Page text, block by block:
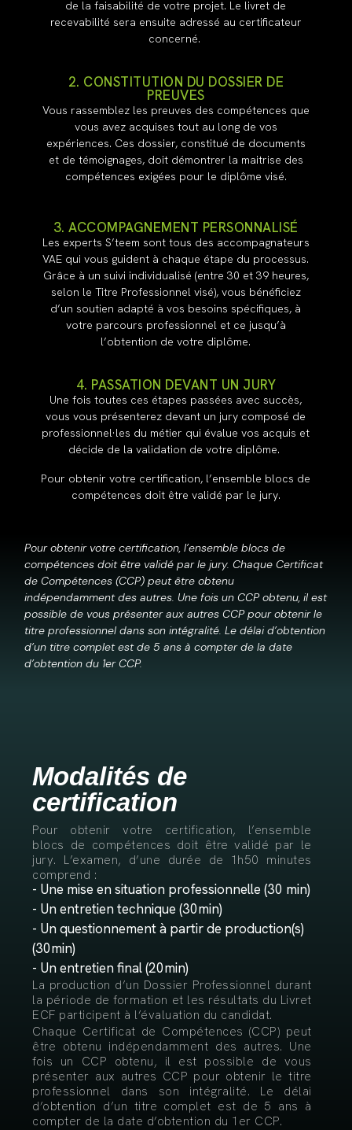
de la faisabilité de votre projet. Le livret de
recevabilité sera ensuite adressé au certificateur
concerné.
2. CONSTITUTION DU DOSSIER DE
PREUVES
Vous rassemblez les preuves des compétences que
vous avez acquises tout au long de vos
expériences. Ces dossier, constitué de documents
et de témoignages, doit démontrer la maitrise des
compétences exigées pour le diplôme visé.
3. ACCOMPAGNEMENT PERSONNALISÉ
Les experts S’teem sont tous des accompagnateurs
VAE qui vous guident à chaque étape du processus.
Grâce à un suivi individualisé (entre 30 et 39 heures,
selon le Titre Professionnel visé), vous bénéficiez
d’un soutien adapté à vos besoins spécifiques, à
votre parcours professionnel et ce jusqu’à
l’obtention de votre diplôme.
4. PASSATION DEVANT UN JURY
Une fois toutes ces étapes passées avec succès,
vous vous présenterez devant un jury composé de
professionnel·les du métier qui évalue vos acquis et
décide de la validation de votre diplôme.
Pour obtenir votre certification, l’ensemble blocs de
compétences doit être validé par le jury.
Pour obtenir votre certification, l’ensemble blocs de
compétences doit être validé par le jury. Chaque Certificat
de Compétences (CCP) peut être obtenu
indépendamment des autres. Une fois un CCP obtenu, il est
possible de vous présenter aux autres CCP pour obtenir le
titre professionnel dans son intégralité. Le délai d’obtention
d’un titre complet est de 5 ans à compter de la date
d’obtention du 1er CCP.
Modalités de
certification
Pour obtenir votre certification, l’ensemble
blocs de compétences doit être validé par le
jury. L’examen, d’une durée de 1h50 minutes
comprend :
- Une mise en situation professionnelle (30 min)
- Un entretien technique (30min)
- Un questionnement à partir de production(s)
(30min)
- Un entretien final (20min)
La production d’un Dossier Professionnel durant
la période de formation et les résultats du Livret
ECF participent à l’évaluation du candidat.
Chaque Certificat de Compétences (CCP) peut
être obtenu indépendamment des autres. Une
fois un CCP obtenu, il est possible de vous
présenter aux autres CCP pour obtenir le titre
professionnel dans son intégralité. Le délai
d’obtention d’un titre complet est de 5 ans à
compter de la date d’obtention du 1er CCP.